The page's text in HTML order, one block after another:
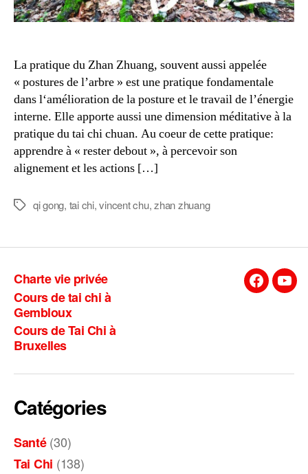
La pratique du Zhan Zhuang, souvent aussi appelée
« postures de l’arbre » est une pratique fondamentale
dans l‘amélioration de la posture et le travail de l’énergie
interne. Elle apporte aussi une dimension méditative à la
pratique du tai chi chuan. Au coeur de cette pratique:
apprendre à « rester debout », à percevoir son
alignement et les actions […]
Étiquettes
qi gong, tai chi,vincent chu,zhan zhuang
Charte vie privée
Cours de tai chi à
Gembloux
Cours de Tai Chi à
Bruxelles
Facebook
Catégories
Santé(30)
Tai Chi (138)